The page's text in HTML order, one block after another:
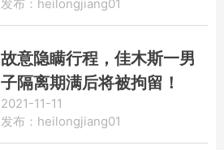
发布：heilongjiang01
故意隐瞒行程，佳木斯一男
子隔离期满后将被拘留！
2021-11-11
发布：heilongjiang01